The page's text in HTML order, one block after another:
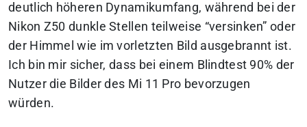
deutlich höheren Dynamikumfang, während bei der
Nikon Z50 dunkle Stellen teilweise “versinken” oder
der Himmel wie im vorletzten Bild ausgebrannt ist.
Ich bin mir sicher, dass bei einem Blindtest 90% der
Nutzer die Bilder des Mi 11 Pro bevorzugen
würden.